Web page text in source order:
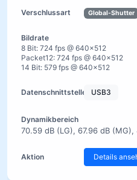
Global-Shutter
8 Bit: 724 fps @ 640×512
Packet12: 724 fps @ 640×512
14 Bit: 579 fps @ 640×512
USB3
70.59 dB (LG), 67.96 dB (MG),
Details